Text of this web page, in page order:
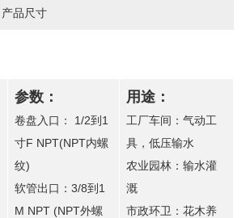
产品尺寸
参数：
卷盘入口： 1/2到1
寸F NPT(NPT内螺
纹)
软管出口：3/8到1
M NPT (NPT外螺
用途：
工厂车间：气动工
具，低压输水
农业园林：输水灌
溉
市政环卫：花木养